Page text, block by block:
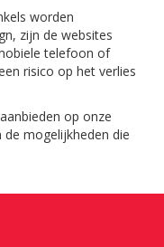
worden
zijn de websites
telefoon of
risico op het verlies
op onze
mogelijkheden die